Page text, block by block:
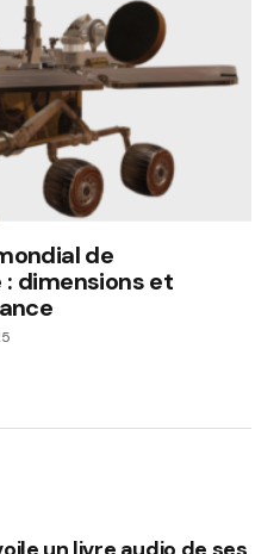
de
: dimensions et